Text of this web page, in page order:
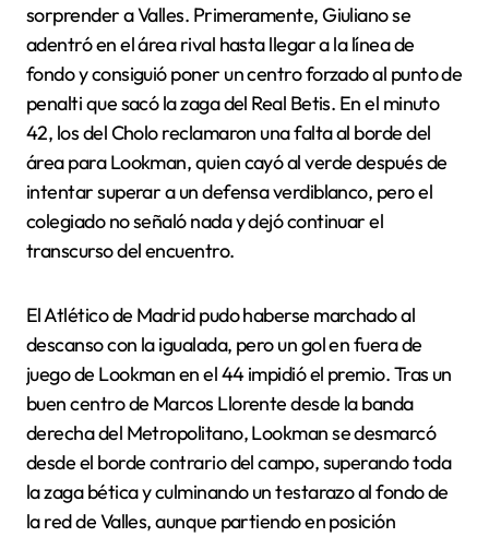
sorprender a Valles. Primeramente, Giuliano se
adentró en el área rival hasta llegar a la línea de
fondo y consiguió poner un centro forzado al punto de
penalti que sacó la zaga del Real Betis. En el minuto
42, los del Cholo reclamaron una falta al borde del
área para Lookman, quien cayó al verde después de
intentar superar a un defensa verdiblanco, pero el
colegiado no señaló nada y dejó continuar el
transcurso del encuentro.
El Atlético de Madrid pudo haberse marchado al
descanso con la igualada, pero un gol en fuera de
juego de Lookman en el 44 impidió el premio. Tras un
buen centro de Marcos Llorente desde la banda
derecha del Metropolitano, Lookman se desmarcó
desde el borde contrario del campo, superando toda
la zaga bética y culminando un testarazo al fondo de
la red de Valles, aunque partiendo en posición